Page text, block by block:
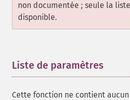
non documentée ; seule la
disponible.
Liste de paramètres
Cette fonction ne contient